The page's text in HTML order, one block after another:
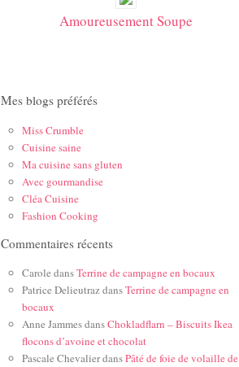
Amoureusement Soupe
Mes blogs préférés
Miss Crumble
Cuisine saine
Ma cuisine sans gluten
Avec gourmandise
Cléa Cuisine
Fashion Cooking
Commentaires récents
Carole dansTerrine de campagne en bocaux
Patrice DelieutrazdansTerrine de campagne en
bocaux
Anne JammesdansChokladflarn – Biscuits Ikea
flocons d’avoine et chocolat
Pascale ChevalierdansPâté de foie de volaille de